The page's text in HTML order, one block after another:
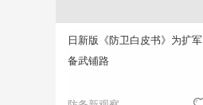
日新版《防卫白皮书》为扩军
备武铺路